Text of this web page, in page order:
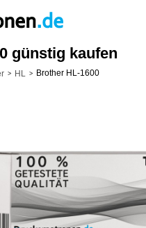
günstig kaufen
> HL > Brother HL-1600